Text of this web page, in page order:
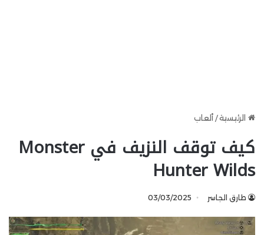
الرئيسية/ ألعاب
كيف توقف النزيف في Monster
Hunter Wilds
طارق الجاسر 03/03/2025